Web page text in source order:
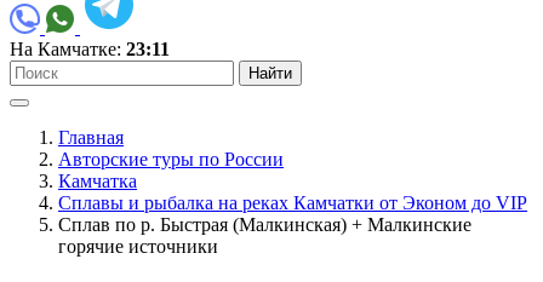
На Камчатке: 23:11
Найти
Главная
Авторские туры по России
Камчатка
Сплавы и рыбалка на реках Камчатки от Эконом до VIP
Сплав по р. Быстрая (Малкинская) + Малкинские
горячие источники